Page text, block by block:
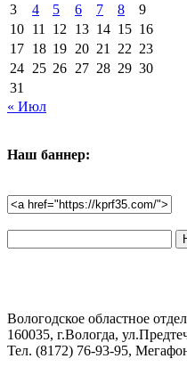
3
4 5 6 7 8
9
10 11 12 13 14 15 16
17 18 19 20 21 22 23
24 25 26 27 28 29 30
31
« Июл
Наш баннер:
по
Вологодское областное
160035, г.Вологда,
Тел. (8172) 76-93-95,